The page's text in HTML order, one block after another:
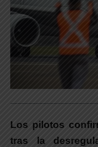
Los pilotos
tras la